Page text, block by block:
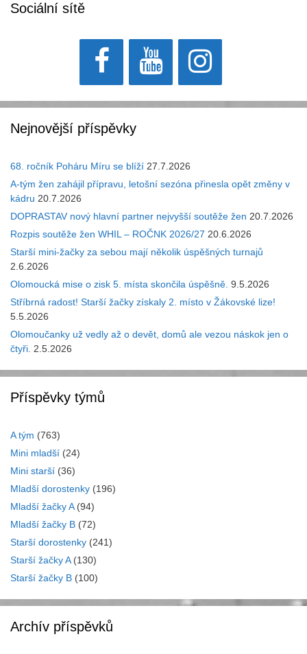
Sociální sítě
Nejnovější příspěvky
68. ročník Poháru Míru se blíží 27.7.2026
A-tým žen zahájil přípravu, letošní sezóna přinesla opět změny v
kádru 20.7.2026
DOPRASTAV nový hlavní partner nejvyšší soutěže žen 20.7.2026
Rozpis soutěže žen WHIL – ROČNK 2026/27 20.6.2026
Starší mini-žačky za sebou mají několik úspěšných turnajů
2.6.2026
Olomoucká mise o zisk 5. místa skončila úspěšně. 9.5.2026
Stříbrná radost! Starší žačky získaly 2. místo v Žákovské lize!
5.5.2026
Olomoučanky už vedly až o devět, domů ale vezou náskok jen o
čtyři. 2.5.2026
Příspěvky týmů
A tým (763)
Mini mladší (24)
Mini starší (36)
Mladší dorostenky (196)
Mladší žačky A(94)
Mladší žačky B (72)
Starší dorostenky (241)
Starší žačky A(130)
Starší žačky B (100)
Archív příspěvků